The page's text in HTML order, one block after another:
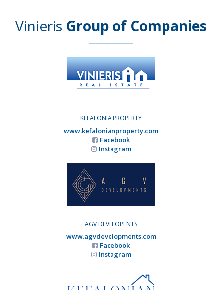
Vinieris Group of Companies
KEFALONIA PROPERTY
www.kefalonianproperty.com
Facebook
Instagram
AGV DEVELOPENTS
www.agvdevelopments.com
Facebook
Instagram